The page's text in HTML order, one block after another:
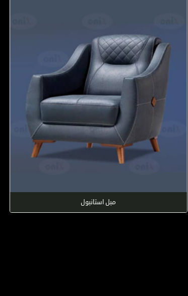
مبل استانبول